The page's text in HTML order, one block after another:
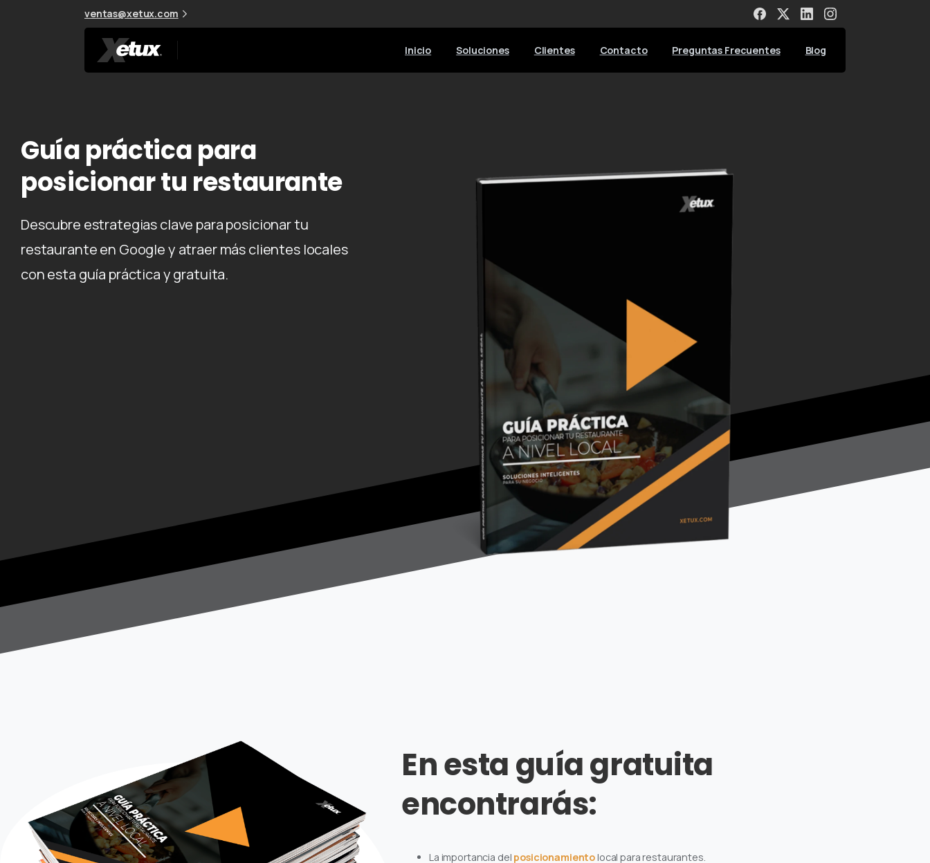
ventas@xetux.com
Inicio Soluciones Clientes Contacto Preguntas Frecuentes Blog
Guía práctica para
posicionar tu restaurante
Descubre estrategias clave para posicionar tu
restaurante en Google y atraer más clientes locales
con esta guía práctica y gratuita.
Enesta guíagratuita
encontrarás:
La importancia del posicionamientolocal para restaurantes.